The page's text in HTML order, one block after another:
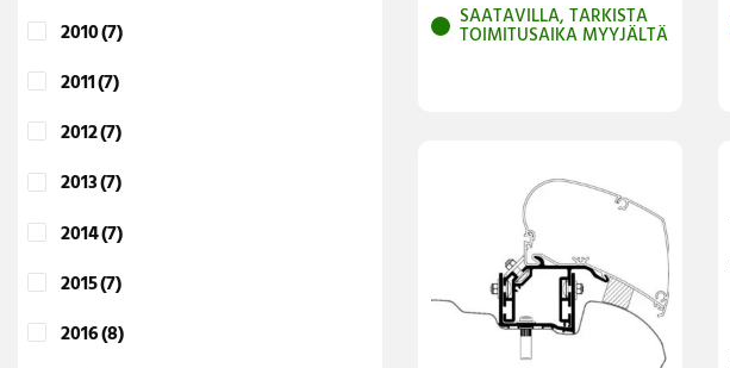
2010(7)
2011(7)
2012(7)
2013(7)
2014(7)
2015(7)
2016(8)
SAATAVILLA, TARKISTA
TOIMITUSAIKA MYYJÄLTÄ